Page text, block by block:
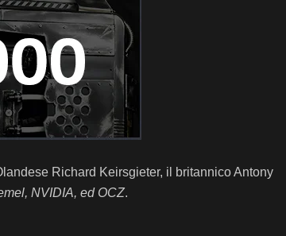
Richard Keirsgieter, il britannico Antony
NVIDIA, ed OCZ.